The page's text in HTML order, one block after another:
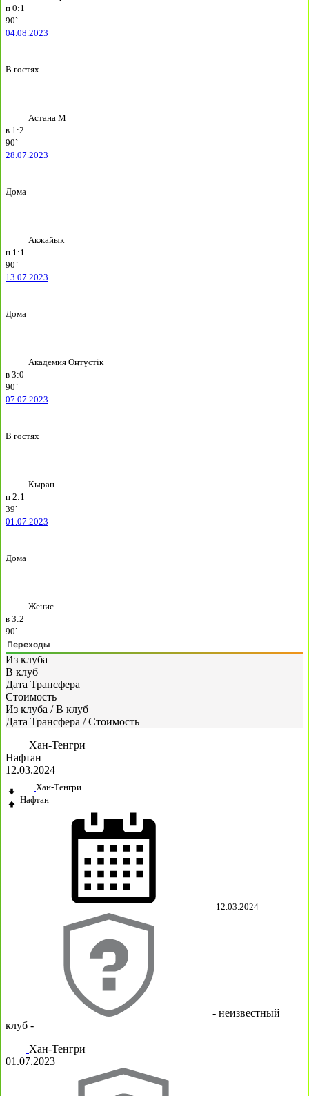
п 0:1
90`
04.08.2023
В гостях
Астана М
в 1:2
90`
28.07.2023
Дома
Акжайык
н 1:1
90`
13.07.2023
Дома
Академия Оңтүстік
в 3:0
90`
07.07.2023
В гостях
Кыран
п 2:1
39`
01.07.2023
Дома
Женис
в 3:2
90`
Переходы
Из клуба
В клуб
Дата Трансфера
Стоимость
Из клуба / В клуб
Дата Трансфера / Стоимость
Хан-Тенгри
Нафтан
12.03.2024
Хан-Тенгри
Нафтан
12.03.2024
- неизвестный
клуб -
Хан-Тенгри
01.07.2023